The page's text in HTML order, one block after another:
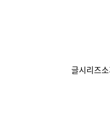
글시리즈소